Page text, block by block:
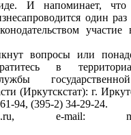
И напоминает, что
один
вопросы или
в
(Иркутскстат): г.
94, (395-2) 34-29-24.
е-mail: